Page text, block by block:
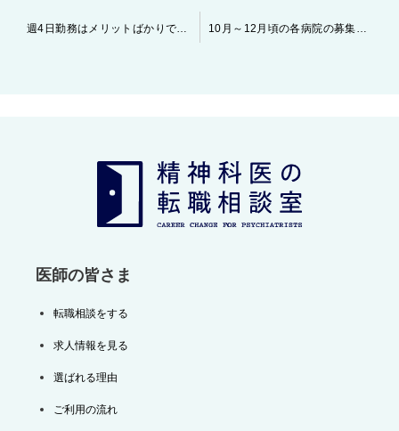
週4日勤務はメリットばかりではない 10月～12月頃の各病院の募集状況は？
医師の皆さま
転職相談をする
求人情報を見る
選ばれる理由
ご利用の流れ